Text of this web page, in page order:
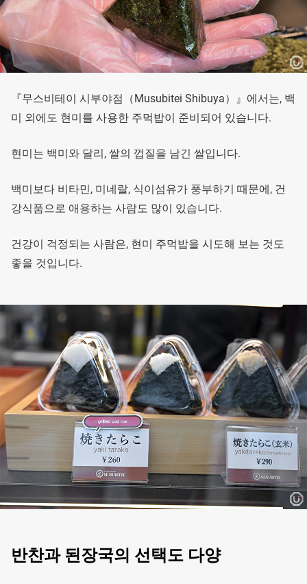
『무스비테이 시부야점（Musubitei Shibuya）』에서는, 백
미 외에도 현미를 사용한 주먹밥이 준비되어 있습니다.
현미는 백미와 달리, 쌀의 껍질을 남긴 쌀입니다.
백미보다 비타민, 미네랄, 식이섬유가 풍부하기 때문에, 건
강식품으로 애용하는 사람도 많이 있습니다.
건강이 걱정되는 사람은, 현미 주먹밥을 시도해 보는 것도
좋을 것입니다.
반찬과 된장국의 선택도 다양